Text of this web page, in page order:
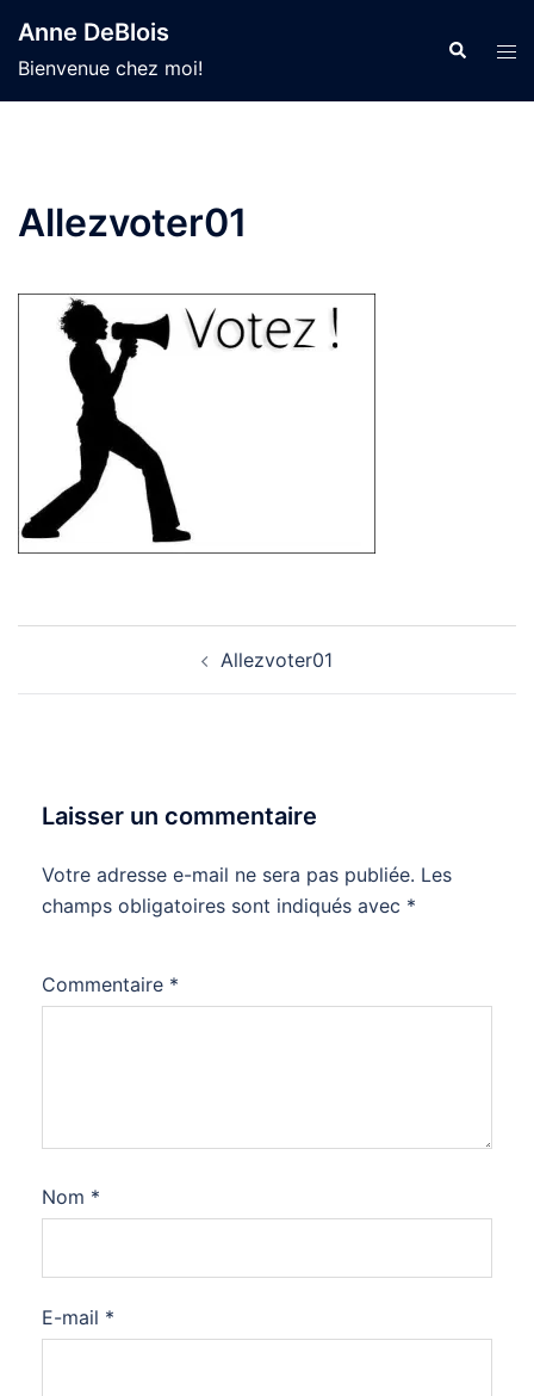
au
contenu
Anne DeBlois
Bienvenue chez moi!
Allezvoter01
Allezvoter01
Laisser un commentaire
Votre adresse e-mail ne sera pas publiée. Les
champs obligatoires sont indiqués avec *
Commentaire *
Nom *
E-mail *